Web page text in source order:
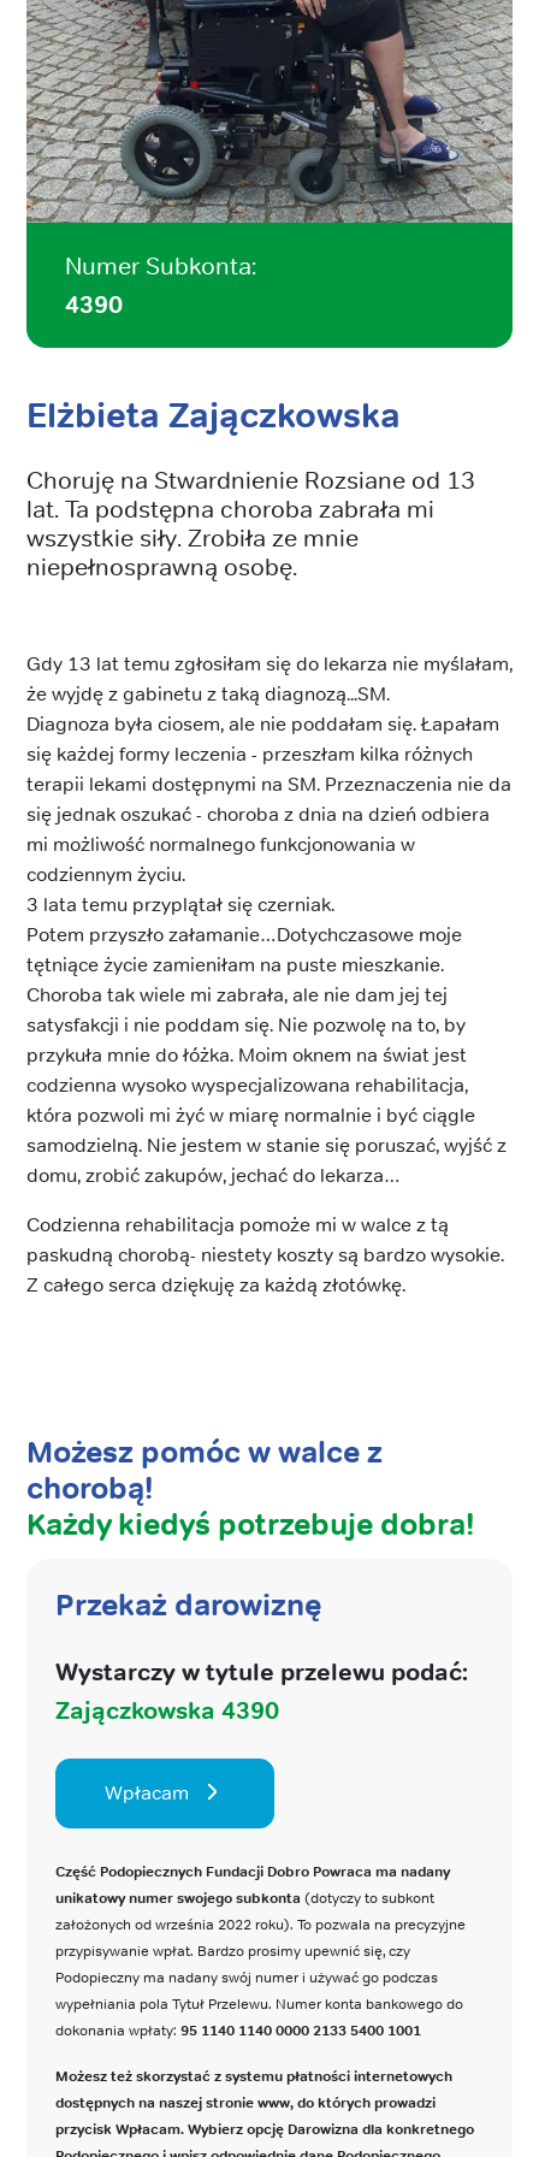
Numer Subkonta:
4390
Elżbieta Zajączkowska
Choruję na Stwardnienie Rozsiane od 13
lat. Ta podstępna choroba zabrała mi
wszystkie siły. Zrobiła ze mnie
niepełnosprawną osobę.
Gdy 13 lat temu zgłosiłam się do lekarza nie myślałam,
że wyjdę z gabinetu z taką diagnozą...SM.
Diagnoza była ciosem, ale nie poddałam się. Łapałam
się każdej formy leczenia - przeszłam kilka różnych
terapii lekami dostępnymi na SM. Przeznaczenia nie da
się jednak oszukać - choroba z dnia na dzień odbiera
mi możliwość normalnego funkcjonowania w
codziennym życiu.
3 lata temu przyplątał się czerniak.
Potem przyszło załamanie…Dotychczasowe moje
tętniące życie zamieniłam na puste mieszkanie.
Choroba tak wiele mi zabrała, ale nie dam jej tej
satysfakcji i nie poddam się. Nie pozwolę na to, by
przykuła mnie do łóżka. Moim oknem na świat jest
codzienna wysoko wyspecjalizowana rehabilitacja,
która pozwoli mi żyć w miarę normalnie i być ciągle
samodzielną. Nie jestem w stanie się poruszać, wyjść z
domu, zrobić zakupów, jechać do lekarza…
Codzienna rehabilitacja pomoże mi w walce z tą
paskudną chorobą- niestety koszty są bardzo wysokie.
Z całego serca dziękuję za każdą złotówkę.
Możesz pomóc w walce z
chorobą!
Każdy kiedyś potrzebuje dobra!
Przekaż darowiznę
Wystarczy w tytule przelewu podać:
Zajączkowska 4390
Wpłacam
Część Podopiecznych Fundacji Dobro Powraca ma nadany
unikatowy numer swojego subkonta (dotyczy to subkont
założonych od września 2022 roku). To pozwala na precyzyjne
przypisywanie wpłat. Bardzo prosimy upewnić się, czy
Podopieczny ma nadany swój numer i używać go podczas
wypełniania pola Tytuł Przelewu. Numer konta bankowego do
dokonania wpłaty: 95 1140 1140 0000 2133 5400 1001
Możesz też skorzystać z systemu płatności internetowych
dostępnych na naszej stronie www, do których prowadzi
przycisk Wpłacam. Wybierz opcję Darowizna dla konkretnego